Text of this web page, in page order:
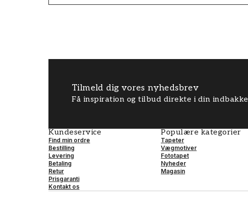
Tilmeld dig vores nyhedsbrev
Få inspiration og tilbud direkte i din indbakke
Kundeservice
Find min ordre
Bestilling
Levering
Betaling
Retur
Prisgaranti
Kontakt os
Populære kategorier
Tapeter
Vægmotiver
Fototapet
Nyheder
Magasin